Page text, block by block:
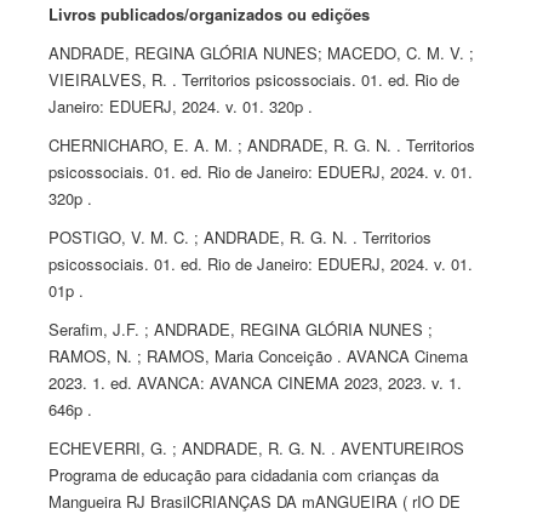
Livros publicados/organizados ou edições
ANDRADE, REGINA GLÓRIA NUNES; MACEDO, C. M. V. ;
VIEIRALVES, R. . Territorios psicossociais. 01. ed. Rio de
Janeiro: EDUERJ, 2024. v. 01. 320p .
CHERNICHARO, E. A. M. ; ANDRADE, R. G. N. . Territorios
psicossociais. 01. ed. Rio de Janeiro: EDUERJ, 2024. v. 01.
320p .
POSTIGO, V. M. C. ; ANDRADE, R. G. N. . Territorios
psicossociais. 01. ed. Rio de Janeiro: EDUERJ, 2024. v. 01.
01p .
Serafim, J.F. ; ANDRADE, REGINA GLÓRIA NUNES ;
RAMOS, N. ; RAMOS, Maria Conceição . AVANCA Cinema
2023. 1. ed. AVANCA: AVANCA CINEMA 2023, 2023. v. 1.
646p .
ECHEVERRI, G. ; ANDRADE, R. G. N. . AVENTUREIROS
Programa de educação para cidadania com crianças da
Mangueira RJ BrasilCRIANÇAS DA mANGUEIRA ( rIO DE